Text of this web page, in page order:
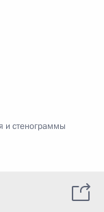
и стенограммы